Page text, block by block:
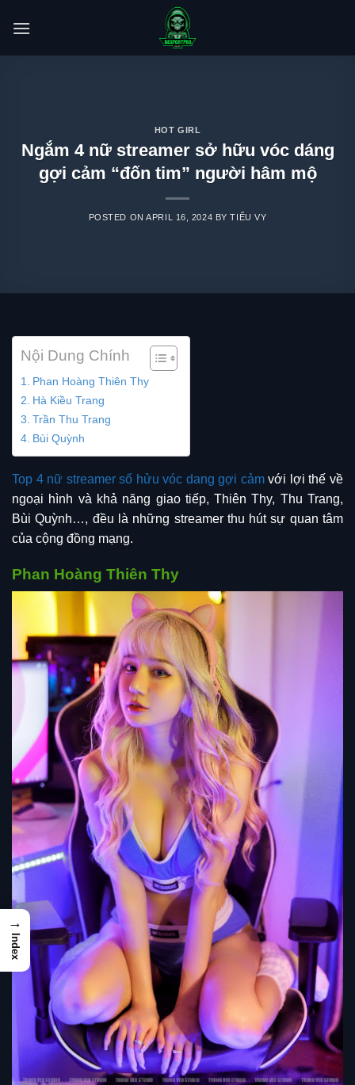
HOT GIRL
Ngắm 4 nữ streamer sở hữu vóc dáng
gợi cảm “đốn tim” người hâm mộ
POSTED ONAPRIL 16, 2024 BYTIỂU VY
Nội Dung Chính
Phan Hoàng Thiên Thy
Hà Kiều Trang
Trần Thu Trang
Bùi Quỳnh
Top 4 nữ streamer sổ hửu vóc dang gợi cảmvới lợi thế về
ngoại hình và khả năng giao tiếp, Thiên Thy, Thu Trang,
Bùi Quỳnh…, đều là những streamer thu hút sự quan tâm
của cộng đồng mạng.
Phan Hoàng Thiên Thy
→
Index